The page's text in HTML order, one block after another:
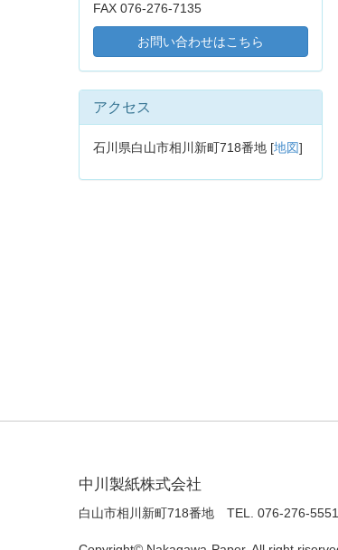
FAX 076-276-7135
お問い合わせはこちら
アクセス
石川県白山市相川新町718番地 [地図]
中川製紙株式会社
白山市相川新町718番地 TEL. 076-276-